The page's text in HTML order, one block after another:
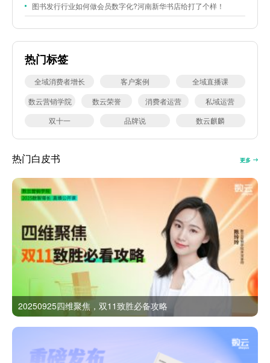
图书发行行业如何做会员数字化?河南新华书店给打了个样！
热门标签
全域消费者增长 客户案例
全域直播课
数云营销学院
数云荣誉 消费者运营
私域运营
双十一
品牌说 数云麒麟
热门白皮书 更多
20250925四维聚焦，双11致胜必备攻略